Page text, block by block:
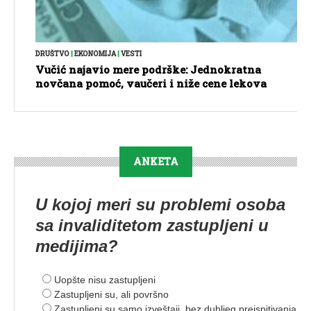
DRUŠTVO EKONOMIJA| VESTI
Vučić najavio mere podrške: Jednokratna
novčana pomoć, vaučeri i niže cene lekova
ANKETA
U kojoj meri su problemi osoba
sa invaliditetom zastupljeni u
medijima?
Uopšte nisu zastupljeni
Zastupljeni su, ali površno